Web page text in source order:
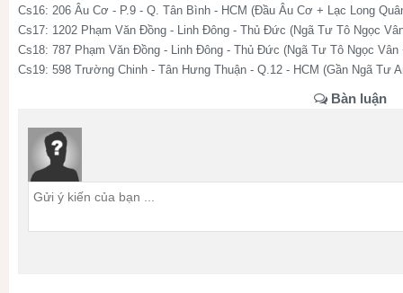
Cs16: 206 Âu Cơ - P.9 - Q. Tân Bình - HCM (Đầu Âu Cơ + Lạc Long
Cs17: 1202 Phạm Văn Đồng - Linh Đông - Thủ Đức (Ngã Tư Tô Ngọc
Cs18: 787 Phạm Văn Đồng - Linh Đông - Thủ Đức (Ngã Tư Tô Ngọc Vân
Cs19: 598 Trường Chinh - Tân Hưng Thuận - Q.12 - HCM (Gần Ngã Tư
Bàn luận